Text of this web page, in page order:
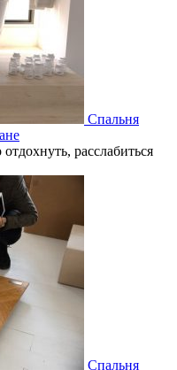
Спальня
расслабиться
Спальня